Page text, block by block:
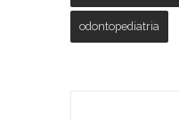
odontopediatria